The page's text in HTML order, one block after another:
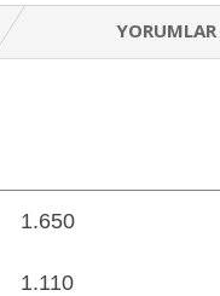
YORUMLAR
1.650
1.110